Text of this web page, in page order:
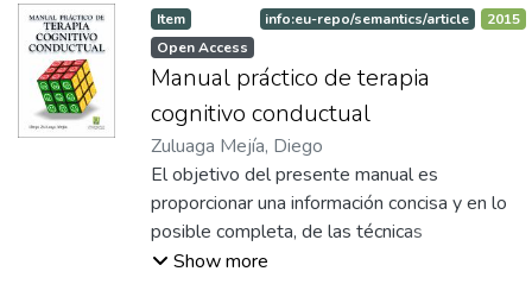
pueblos indígenas y demás grupos étnicos,
de cuyo análisis en profundidad se encarga
su autora. Cada vez que se prevea tomar
una decisión administrativa o legislativa que
afecte directamente a dichos pueblos,
éstos deben ser consultados. Sin embargo,
en la actualidad existe la percepción que la
consulta previa es un permanente foco de
conflictos entre las instituciones del Estado,
el sector productivo y estas colectividades,
Item
Open Access
info:eu-repo/semantics/article 2015
Manual práctico de terapia
cognitivo conductual
Zuluaga Mejía, Diego
El objetivo del presente manual es
proporcionar una información concisa y en lo
posible completa, de las técnicas
terapéuticas más representativas del
Show more